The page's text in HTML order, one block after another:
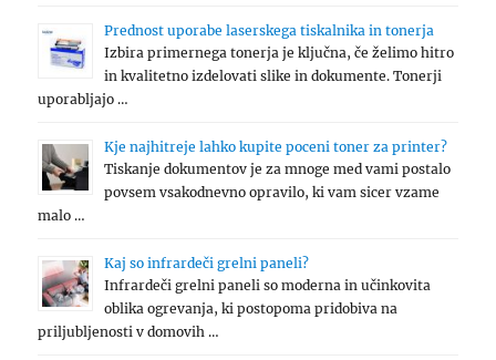
Prednost uporabe laserskega tiskalnika in tonerja
Izbira primernega tonerja je ključna, če želimo hitro
in kvalitetno izdelovati slike in dokumente. Tonerji
uporabljajo …
Kje najhitreje lahko kupite poceni toner za printer?
Tiskanje dokumentov je za mnoge med vami postalo
povsem vsakodnevno opravilo, ki vam sicer vzame
malo …
Kaj so infrardeči grelni paneli?
Infrardeči grelni paneli so moderna in učinkovita
oblika ogrevanja, ki postopoma pridobiva na
priljubljenosti v domovih …